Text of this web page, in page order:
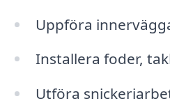
Uppföra
Installera foder,
Utföra